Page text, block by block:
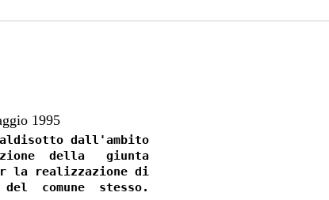
1995
dall'ambito
della   giunta
la realizzazione di
comune  stesso.